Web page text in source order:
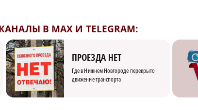
В MAX И TELEGRAM:
ПРОЕЗДА НЕТ
Где в Нижнем Новгороде перекрыто
движение транспорта